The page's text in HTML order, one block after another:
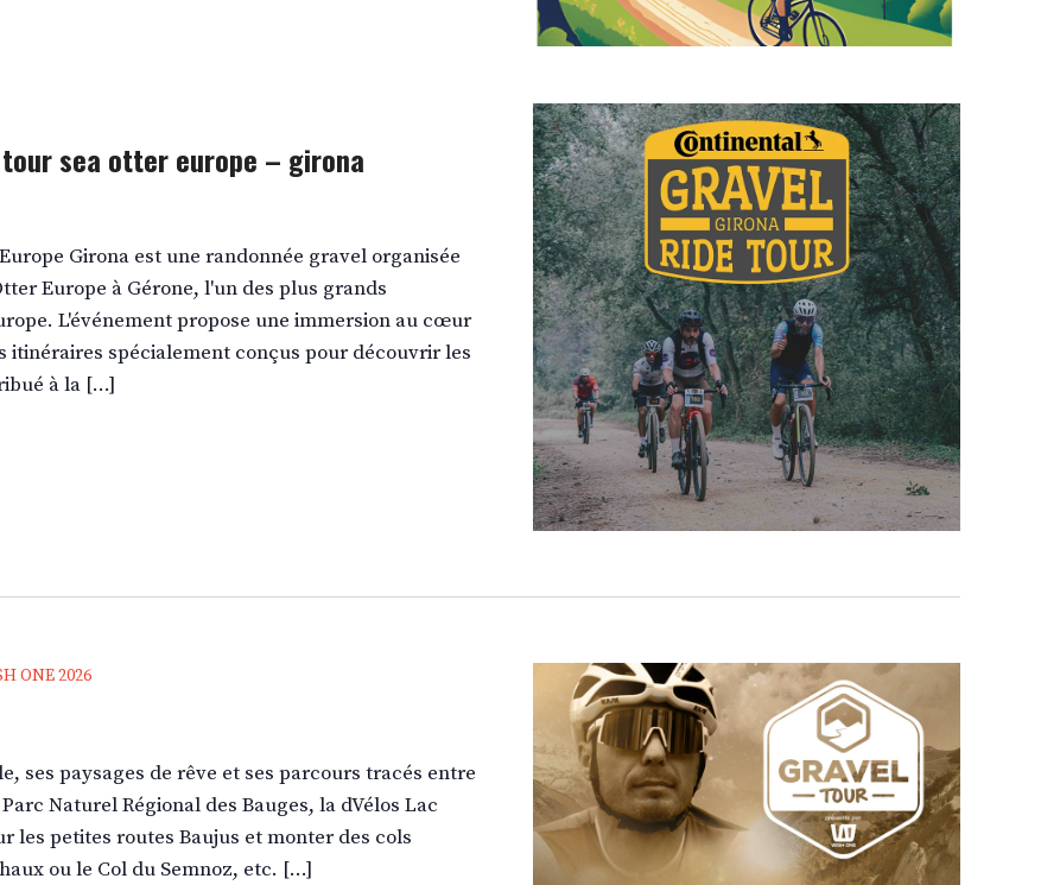
sea otter europe – girona
Girona est une randonnée gravel organisée
Europe à Gérone, l'un des plus grands
L'événement propose une immersion au cœur
itinéraires spécialement conçus pour découvrir les
à la […]
ONE 2026
ses paysages de rêve et ses parcours tracés entre
Naturel Régional des Bauges, la dVélos Lac
les petites routes Baujus et monter des cols
ou le Col du Semnoz, etc. […]